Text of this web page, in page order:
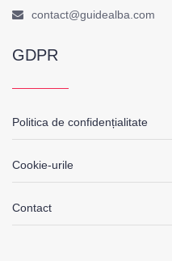
contact@guidealba.com
GDPR
Politica de confidențialitate
Cookie-urile
Contact